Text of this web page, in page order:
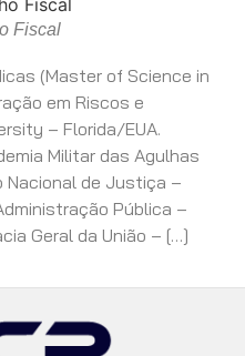
Fiscal
(Master of Science in
em Riscos e
– Florida/EUA.
Militar das Agulhas
Nacional de Justiça –
Pública –
Geral da União – […]